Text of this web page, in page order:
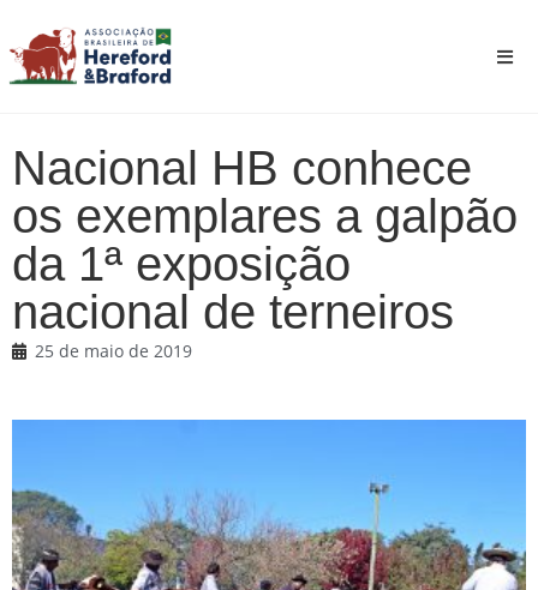
Nacional HB conhece
os exemplares a galpão
da 1ª exposição
nacional de terneiros
25 de maio de 2019